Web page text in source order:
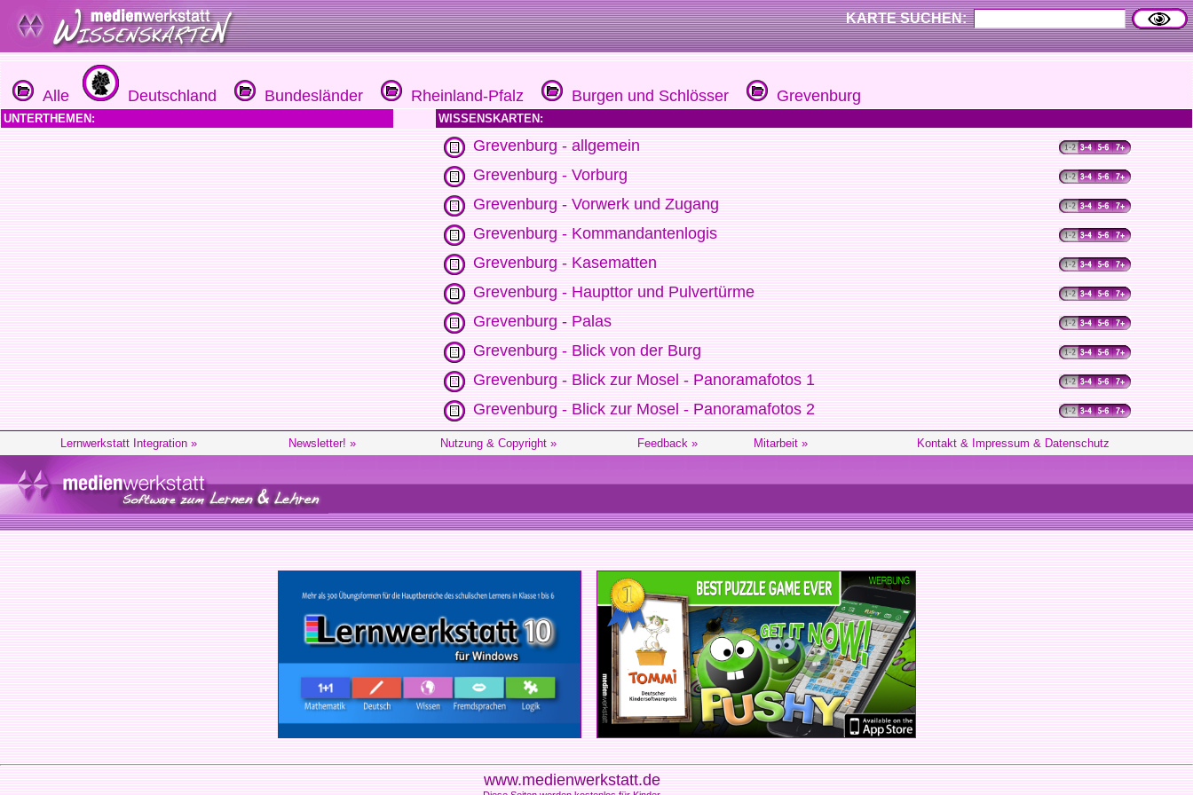
KARTE SUCHEN:
Alle Deutschland Bundesländer Rheinland-Pfalz Burgen und Schlösser Grevenburg
UNTERTHEMEN: WISSENSKARTEN:
Grevenburg - allgemein
Grevenburg - Vorburg
Grevenburg - Vorwerk und Zugang
Grevenburg - Kommandantenlogis
Grevenburg - Kasematten
Grevenburg - Haupttor und Pulvertürme
Grevenburg - Palas
Grevenburg - Blick von der Burg
Grevenburg - Blick zur Mosel - Panoramafotos 1
Grevenburg - Blick zur Mosel - Panoramafotos 2
Lernwerkstatt Integration » Newsletter! » Nutzung & Copyright » Feedback » Mitarbeit » Kontakt & Impressum & Datenschutz
www.medienwerkstatt.de